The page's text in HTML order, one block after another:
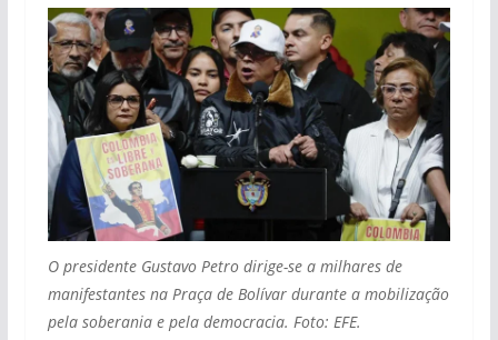
O presidente Gustavo Petro dirige-se a milhares de
manifestantes na Praça de Bolívar durante a mobilização
pela soberania e pela democracia. Foto: EFE.